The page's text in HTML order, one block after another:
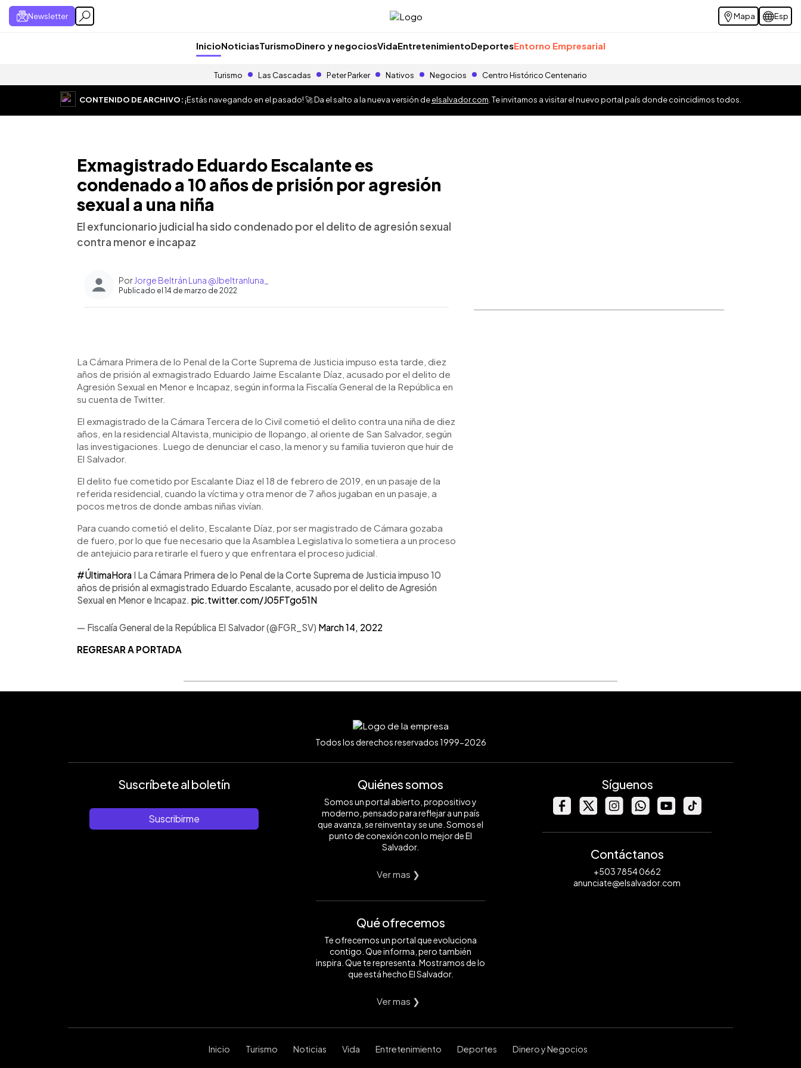
Newsletter Mapa Esp
InicioNoticiasTurismoDinero y negociosVidaEntretenimientoDeportesEntorno Empresarial
Turismo Las Cascadas Peter Parker Nativos Negocios Centro Histórico Centenario
CONTENIDO DE ARCHIVO:¡Estás navegando en el pasado! 🚀 Da el salto a la nueva versión deelsalvador.com . Te invitamos a visitar el nuevo portal país donde coincidimos todos.
Exmagistrado Eduardo Escalante es
condenado a 10 años de prisión por agresión
sexual a una niña
El exfuncionario judicial ha sido condenado por el delito de agresión sexual
contra menor e incapaz
Por Jorge Beltrán Luna @Jbeltranluna_
Publicado el 14 de marzo de 2022
Escuchar artículo
La Cámara Primera de lo Penal de la Corte Suprema de Justicia impuso esta tarde, diez
años de prisión al exmagistrado Eduardo Jaime Escalante Díaz, acusado por el delito de
Agresión Sexual en Menor e Incapaz, según informa la Fiscalía General de la República en
su cuenta de Twitter.
El exmagistrado de la Cámara Tercera de lo Civil cometió el delito contra una niña de diez
años, en la residencial Altavista, municipio de Ilopango, al oriente de San Salvador, según
las investigaciones. Luego de denunciar el caso, la menor y su familia tuvieron que huir de
El Salvador.
El delito fue cometido por Escalante Diaz el 18 de febrero de 2019, en un pasaje de la
referida residencial, cuando la víctima y otra menor de 7 años jugaban en un pasaje, a
pocos metros de donde ambas niñas vivían.
Para cuando cometió el delito, Escalante Díaz, por ser magistrado de Cámara gozaba
de fuero, por lo que fue necesario que la Asamblea Legislativa lo sometiera a un proceso
de antejuicio para retirarle el fuero y que enfrentara el proceso judicial.
#ÚltimaHora I La Cámara Primera de lo Penal de la Corte Suprema de Justicia impuso 10
años de prisión al exmagistrado Eduardo Escalante, acusado por el delito de Agresión
Sexual en Menor e Incapaz. pic.twitter.com/J05FTgo51N
— Fiscalía General de la República El Salvador (@FGR_SV) March 14, 2022
REGRESAR A PORTADA
Todos los derechos reservados 1999-2026
Suscríbete al boletín
Suscribirme
Quiénes somos
Somos un portal abierto, propositivo y
moderno, pensado para reflejar a un país
que avanza, se reinventa y se une. Somos el
punto de conexión con lo mejor de El
Salvador.
Ver mas ❯
Qué ofrecemos
Te ofrecemos un portal que evoluciona
contigo. Que informa, pero también
inspira. Que te representa. Mostramos de lo
que está hecho El Salvador.
Ver mas ❯
Síguenos
Contáctanos
+503 7854 0662
anunciate@elsalvador.com
Inicio Turismo Noticias Vida Entretenimiento Deportes Dinero y Negocios